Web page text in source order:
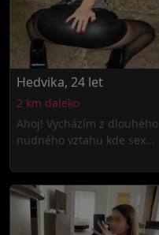
Hedvika, 24 let
2 km daleko
Ahoj! Vycházím z dlouhého
nudného vztahu kde sex...